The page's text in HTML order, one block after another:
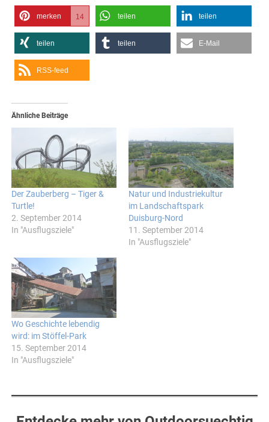
merken 14 teilen teilen
teilen teilen E-Mail
RSS-feed
Ähnliche Beiträge
Der Zauberberg – Tiger &
Turtle!
2. September 2014
In "Ausflugsziele"
Natur und Industriekultur
im Landschaftspark
Duisburg-Nord
11. September 2014
In "Ausflugsziele"
Wo Geschichte lebendig
wird: im Stöffel-Park
15. September 2014
In "Ausflugsziele"